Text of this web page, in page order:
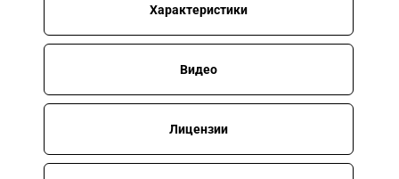
Характеристики
Видео
Лицензии